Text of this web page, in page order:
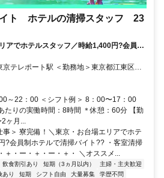
イト ホテルの清掃スタッフ 23
アでホテルスタッフ／時給1,400円?会員制
勤務地＞東京都江東区有
備・赴任交通費支給！ 東京テレポ
宅からの通勤も相談
ない場合もお気軽にご相談ください。
～22：00 ＜シフト例＞ 8：00〜17：00
たりの実働時間：8時間 ＊休憩：60分 【勤
ヶ月...
＞ 寮完備！＼東京・お台場エリアでホテ
?会員制ホテルで清掃バイト?? ・客室清掃
＋・ー・＋・ー・＋・ ＼オススメ...
飲食割引あり 短期（3ヵ月以内）
主婦・主夫歓迎
あり 短期 シフト自由 大量募集
学歴不問